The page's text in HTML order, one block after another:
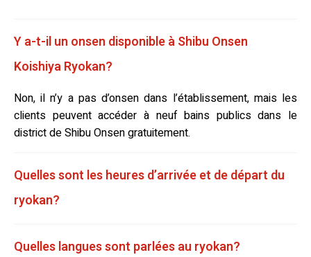
Y a-t-il un onsen disponible à Shibu Onsen
Koishiya Ryokan?
Non, il n’y a pas d’onsen dans l’établissement, mais les
clients peuvent accéder à neuf bains publics dans le
district de Shibu Onsen gratuitement.
Quelles sont les heures d’arrivée et de départ du
ryokan?
Quelles langues sont parlées au ryokan?